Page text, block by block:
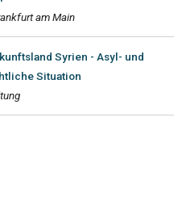
am Main
Syrien - Asyl- und
Situation